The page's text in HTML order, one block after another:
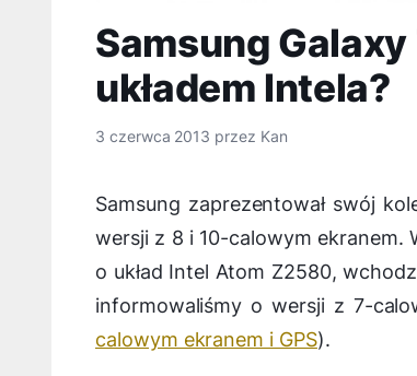
Samsung
układem Intela?
3 czerwca 2013 przez Kan
Samsung zaprezentował swój
wersji z 8 i 10-calowym ekranem.
o układ Intel Atom Z2580,
informowaliśmy o wersji z 7-
calowym ekranem i GPS).